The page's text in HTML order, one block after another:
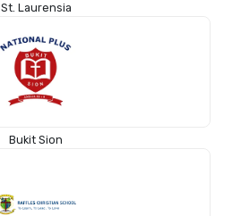
St. Laurensia
Bukit Sion